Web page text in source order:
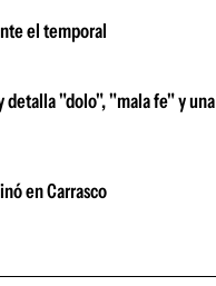
el temporal
detalla "dolo", "mala fe" y una
en Carrasco